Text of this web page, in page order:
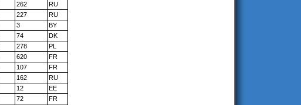
262
RU
227
RU
3
BY
74
DK
278
PL
620
FR
107
FR
162
RU
12
EE
72
FR